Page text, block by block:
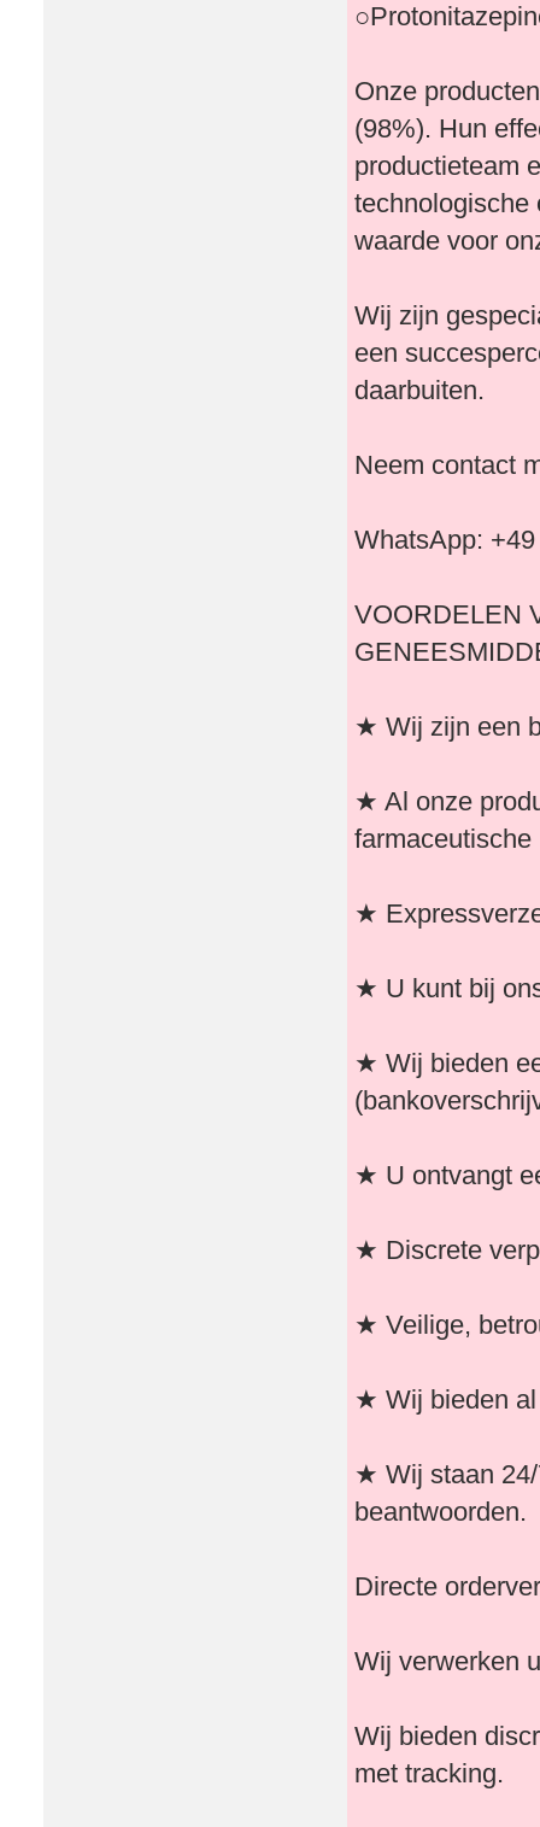
Onze
(98%). Hun
productieteam
technologische
waarde voor
Wij zijn
een
daarbuiten.
Neem contact
WhatsApp:
VOORDELEN
★ Wij zijn een
★ Al onze
★
★ U kunt bij
★ Wij bieden
★ U ontvangt
★ Discrete
★ Veilige,
★ Wij bieden al
★ Wij staan ​​24/
beantwoorden.
Directe
Wij verwerken
Wij bieden
met tracking.